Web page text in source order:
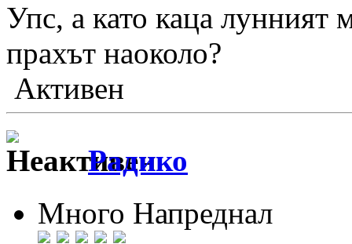
Упс, а като каца лунният
прахът наоколо?
Активен
Радико
Много Напреднал